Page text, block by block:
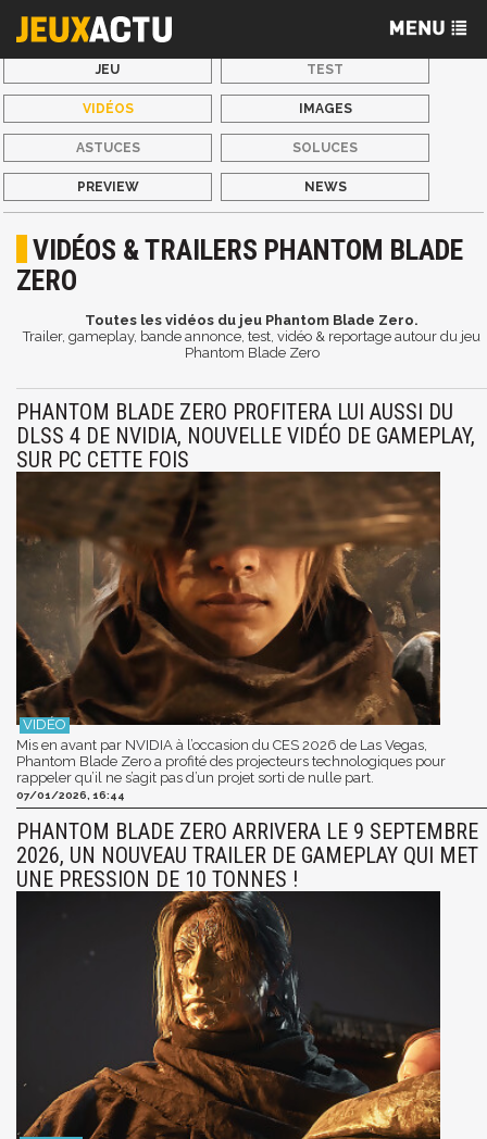
JEU TEST
VIDÉOS IMAGES
ASTUCES SOLUCES
PREVIEW NEWS
VIDÉOS & TRAILERS PHANTOM BLADE
ZERO
Toutes les vidéos du jeu Phantom Blade Zero.
Trailer, gameplay, bande annonce, test, vidéo & reportage autour du jeu
Phantom Blade Zero
PHANTOM BLADE ZERO PROFITERA LUI AUSSI DU
DLSS 4 DE NVIDIA, NOUVELLE VIDÉO DE GAMEPLAY,
SUR PC CETTE FOIS
Mis en avant par NVIDIA à l’occasion du CES 2026 de Las Vegas,
Phantom Blade Zero a profité des projecteurs technologiques pour
rappeler qu’il ne s’agit pas d’un projet sorti de nulle part.
07/01/2026, 16:44
PHANTOM BLADE ZERO ARRIVERA LE 9 SEPTEMBRE
2026, UN NOUVEAU TRAILER DE GAMEPLAY QUI MET
UNE PRESSION DE 10 TONNES !